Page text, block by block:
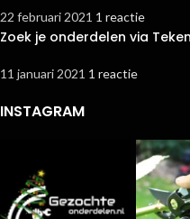
22 februari 2021 1 reactie
Zoek je onderdelen via
11 januari 2021 1 reactie
INSTAGRAM